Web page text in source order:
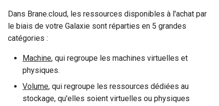
Dans Brane.cloud, les ressources disponibles à l'achat par
le biais de votre Galaxie sont réparties en 5 grandes
catégories :
Machine, qui regroupe les machines virtuelles et
physiques.
Volume, qui regroupe les ressources dédiées au
stockage, qu'elles soient virtuelles ou physiques